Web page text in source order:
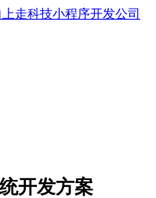
开发方案